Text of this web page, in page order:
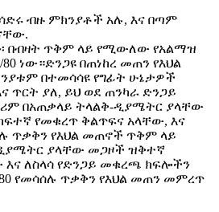
ብዙ ምክንያቶች አሉ, እና በጣም
በብዛት ጥቅም ላይ የሚውለው የአልማዝ
ነው።ድንጋዩ በጠነከረ መጠን የእህል
በተመሳሳዩ የግፊት ሁኔታዎች
ጥርት ያለ, ይህ ወደ ጠንካራ ድንጋይ
በአጠቃላይ ትላልቅ-ዲያሜትር ያላቸው
የመቁረጥ ቅልጥፍና አላቸው, እና
ጥቃቅን የእህል መጠኖች ጥቅም ላይ
ያላቸው መጋዞች ዝቅተኛ
ለስላሳ የድንጋይ መቁረጫ ክፍሎችን
80 የመሳሰሉ ጥቃቅን የእህል መጠን መምረጥ